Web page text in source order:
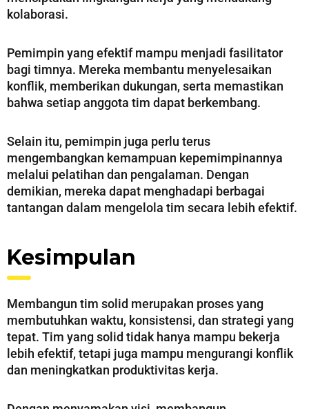
kolaborasi.
Pemimpin yang efektif mampu menjadi fasilitator
bagi timnya. Mereka membantu menyelesaikan
konflik, memberikan dukungan, serta memastikan
bahwa setiap anggota tim dapat berkembang.
Selain itu, pemimpin juga perlu terus
mengembangkan kemampuan kepemimpinannya
melalui pelatihan dan pengalaman. Dengan
demikian, mereka dapat menghadapi berbagai
tantangan dalam mengelola tim secara lebih efektif.
Kesimpulan
Membangun tim solid merupakan proses yang
membutuhkan waktu, konsistensi, dan strategi yang
tepat. Tim yang solid tidak hanya mampu bekerja
lebih efektif, tetapi juga mampu mengurangi konflik
dan meningkatkan produktivitas kerja.